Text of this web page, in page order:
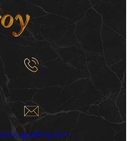
geoffroy.com